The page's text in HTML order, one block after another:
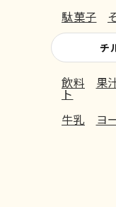
駄菓子
チ
飲料 果
ト
牛乳
ヨ